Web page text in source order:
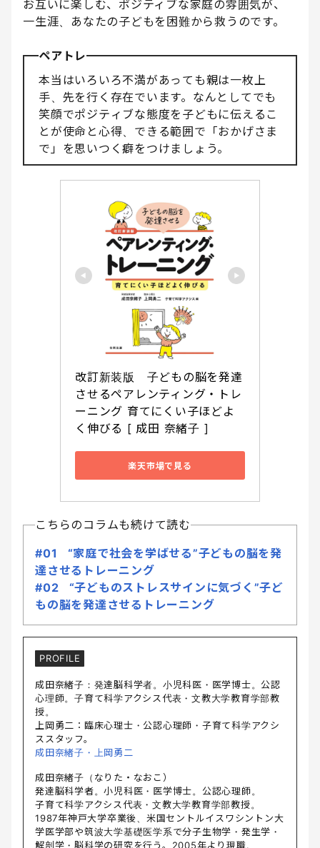
お互いに楽しむ、ポジティブな家庭の雰囲気が、
一生涯、あなたの子どもを困難から救うのです。
ペアトレ
本当はいろいろ不満があっても親は一枚上
手、先を行く存在でいます。なんとしてでも
笑顔でポジティブな態度を子どもに伝えるこ
とが使命と心得、できる範囲で「おかげさま
で」を思いつく癖をつけましょう。
改訂新装版　子どもの脳を発達
させるペアレンティング・トレ
ーニング 育てにくい子ほどよ
く伸びる [ 成田 奈緒子 ]
楽天市場で見る
こちらのコラムも続けて読む
#01 “家庭で社会を学ばせる”子どもの脳を発
達させるトレーニング
#02 “子どものストレスサインに気づく”子ど
もの脳を発達させるトレーニング
PROFILE
成田奈緒子：発達脳科学者。小児科医・医学博士。公認
心理師。子育て科学アクシス代表・文教大学教育学部教
授。
上岡勇二：臨床心理士・公認心理師・子育て科学アクシ
ススタッフ。
成田奈緒子・上岡勇二
成田奈緒子（なりた・なおこ）
発達脳科学者。小児科医・医学博士。公認心理師。
子育て科学アクシス代表・文教大学教育学部教授。
1987年神戸大学卒業後、米国セントルイスワシントン大
学医学部や筑波大学基礎医学系で分子生物学・発生学・
解剖学・脳科学の研究を行う。2005年より現職。